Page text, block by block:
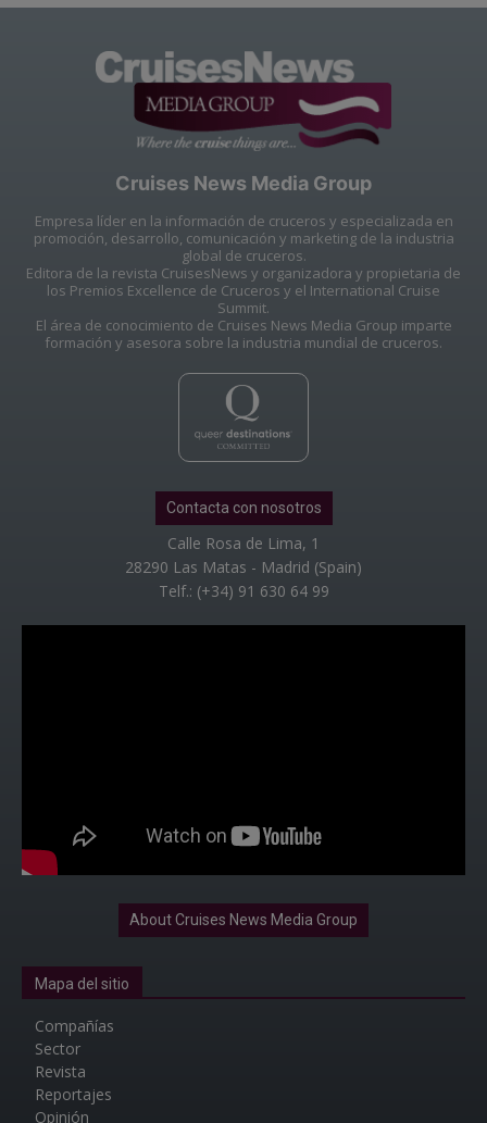
Cruises News Media Group
Empresa líder en la información de cruceros y especializada en
promoción, desarrollo, comunicación y marketing de la industria
global de cruceros.
Editora de la revista CruisesNews y organizadora y propietaria de
los Premios Excellence de Cruceros y el International Cruise
Summit.
El área de conocimiento de Cruises News Media Group imparte
formación y asesora sobre la industria mundial de cruceros.
Contacta con nosotros
Calle Rosa de Lima, 1
28290 Las Matas - Madrid (Spain)
Telf.: (+34) 91 630 64 99
About Cruises News Media Group
Mapa del sitio
Compañías
Sector
Revista
Reportajes
Opinión